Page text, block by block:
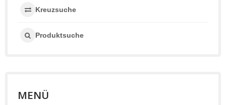
Kreuzsuche
Produktsuche
MENÜ